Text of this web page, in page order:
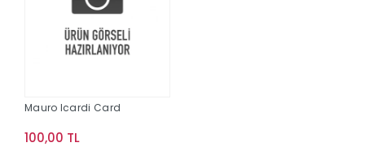
Mauro Icardi Card
100,00 TL